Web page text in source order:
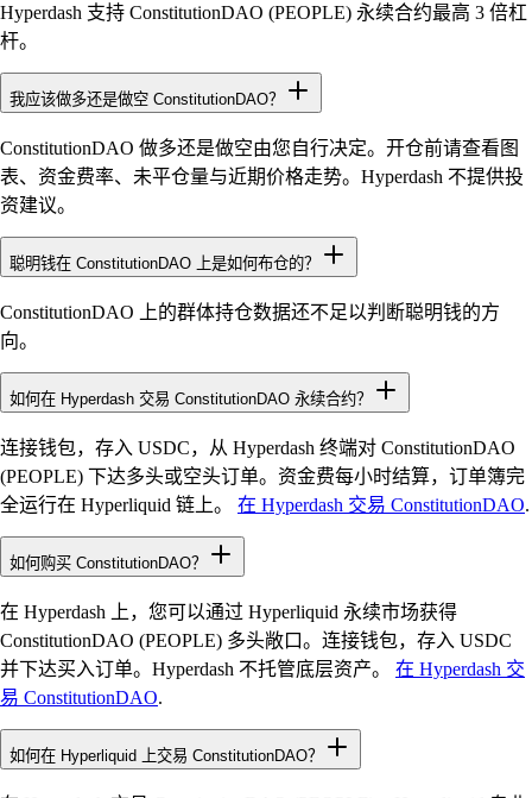
Hyperdash 支持 ConstitutionDAO (PEOPLE) 永续合约最高 3 倍杠
杆。
我应该做多还是做空 ConstitutionDAO？
ConstitutionDAO 做多还是做空由您自行决定。开仓前请查看图
表、资金费率、未平仓量与近期价格走势。Hyperdash 不提供投
资建议。
聪明钱在 ConstitutionDAO 上是如何布仓的？
ConstitutionDAO 上的群体持仓数据还不足以判断聪明钱的方
向。
如何在 Hyperdash 交易 ConstitutionDAO 永续合约？
连接钱包，存入 USDC，从 Hyperdash 终端对 ConstitutionDAO
(PEOPLE) 下达多头或空头订单。资金费每小时结算，订单簿完
全运行在 Hyperliquid 链上。
在 Hyperdash 交易 ConstitutionDAO.
如何购买 ConstitutionDAO？
在 Hyperdash 上，您可以通过 Hyperliquid 永续市场获得
ConstitutionDAO (PEOPLE) 多头敞口。连接钱包，存入 USDC
并下达买入订单。Hyperdash 不托管底层资产。
在 Hyperdash 交
易 ConstitutionDAO.
如何在 Hyperliquid 上交易 ConstitutionDAO？